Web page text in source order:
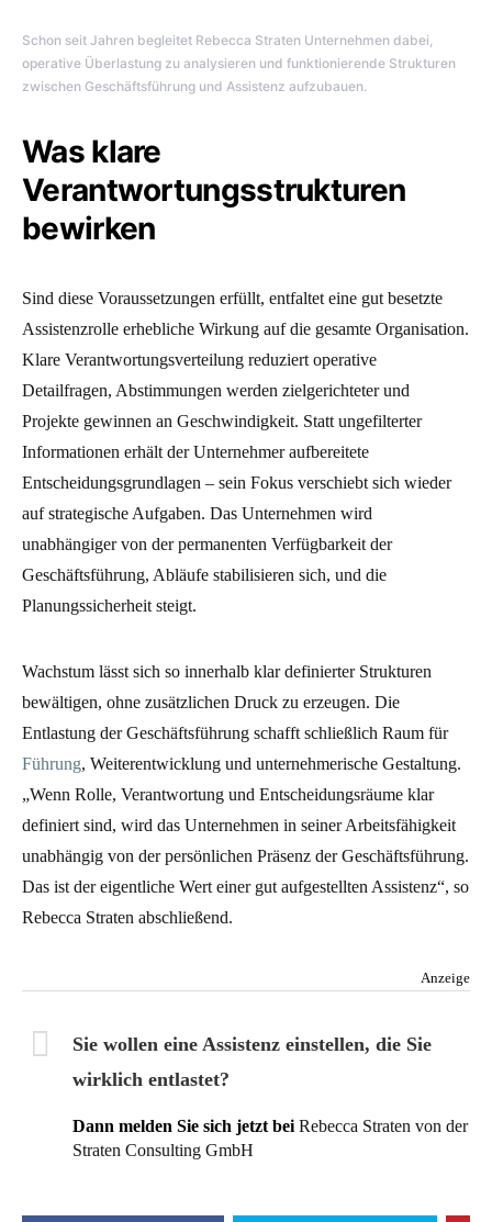
Schon seit Jahren begleitet Rebecca Straten Unternehmen dabei,
operative Überlastung zu analysieren und funktionierende Strukturen
zwischen Geschäftsführung und Assistenz aufzubauen.
Was klare
Verantwortungsstrukturen
bewirken
Sind diese Voraussetzungen erfüllt, entfaltet eine gut besetzte
Assistenzrolle erhebliche Wirkung auf die gesamte Organisation.
Klare Verantwortungsverteilung reduziert operative
Detailfragen, Abstimmungen werden zielgerichteter und
Projekte gewinnen an Geschwindigkeit. Statt ungefilterter
Informationen erhält der Unternehmer aufbereitete
Entscheidungsgrundlagen – sein Fokus verschiebt sich wieder
auf strategische Aufgaben. Das Unternehmen wird
unabhängiger von der permanenten Verfügbarkeit der
Geschäftsführung, Abläufe stabilisieren sich, und die
Planungssicherheit steigt.
Wachstum lässt sich so innerhalb klar definierter Strukturen
bewältigen, ohne zusätzlichen Druck zu erzeugen. Die
Entlastung der Geschäftsführung schafft schließlich Raum für
Führung, Weiterentwicklung und unternehmerische Gestaltung.
„Wenn Rolle, Verantwortung und Entscheidungsräume klar
definiert sind, wird das Unternehmen in seiner Arbeitsfähigkeit
unabhängig von der persönlichen Präsenz der Geschäftsführung.
Das ist der eigentliche Wert einer gut aufgestellten Assistenz“, so
Rebecca Straten abschließend.
Anzeige
Sie wollen eine Assistenz einstellen, die Sie
wirklich entlastet?
Dann melden Sie sich jetzt bei Rebecca Straten von der
Straten Consulting GmbH